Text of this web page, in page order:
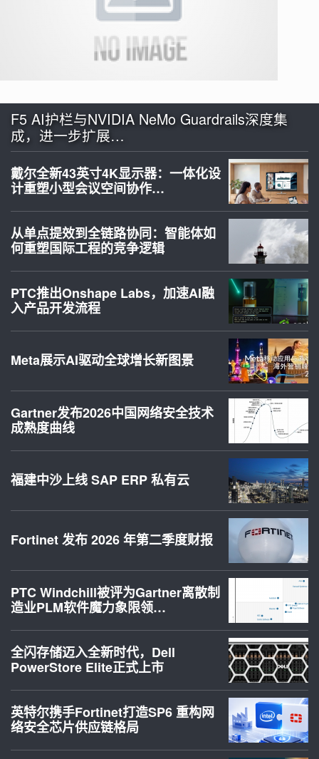
F5 AI护栏与NVIDIA NeMo Guardrails深度集
成，进一步扩展…
戴尔全新43英寸4K显示器：一体化设
计重塑小型会议空间协作…
从单点提效到全链路协同：智能体如
何重塑国际工程的竞争逻辑
PTC推出Onshape Labs，加速AI融
入产品开发流程
Meta展示AI驱动全球增长新图景
Gartner发布2026中国网络安全技术
成熟度曲线
福建中沙上线 SAP ERP 私有云
Fortinet 发布 2026 年第二季度财报
PTC Windchill被评为Gartner离散制
造业PLM软件魔力象限领…
全闪存储迈入全新时代，Dell
PowerStore Elite正式上市
英特尔携手Fortinet打造SP6 重构网
络安全芯片供应链格局